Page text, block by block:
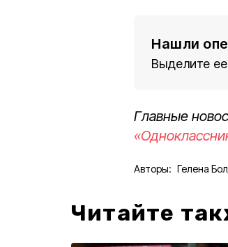
Нашли
Выделите
Главные
Авторы: Гелена
Читайте